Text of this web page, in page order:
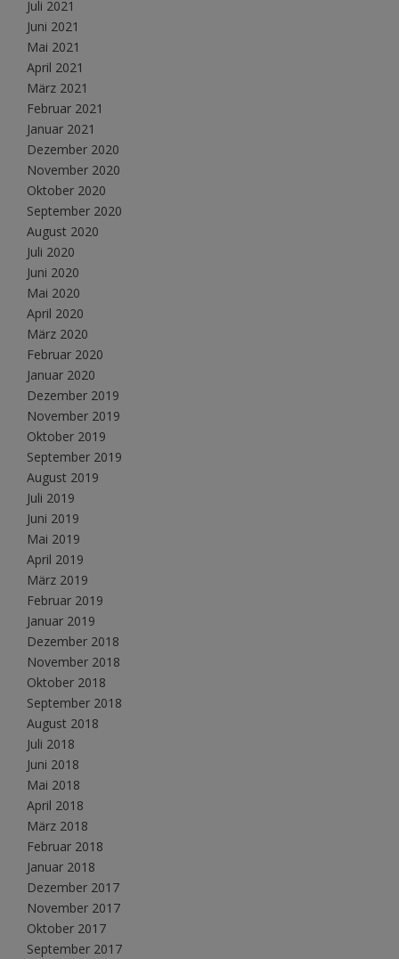
Juli 2021
Juni 2021
Mai 2021
April 2021
März 2021
Februar 2021
Januar 2021
Dezember 2020
November 2020
Oktober 2020
September 2020
August 2020
Juli 2020
Juni 2020
Mai 2020
April 2020
März 2020
Februar 2020
Januar 2020
Dezember 2019
November 2019
Oktober 2019
September 2019
August 2019
Juli 2019
Juni 2019
Mai 2019
April 2019
März 2019
Februar 2019
Januar 2019
Dezember 2018
November 2018
Oktober 2018
September 2018
August 2018
Juli 2018
Juni 2018
Mai 2018
April 2018
März 2018
Februar 2018
Januar 2018
Dezember 2017
November 2017
Oktober 2017
September 2017